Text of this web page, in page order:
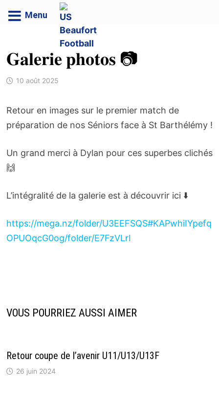
contenu
𝐆𝐚𝐥𝐞𝐫𝐢𝐞 𝐩𝐡𝐨𝐭𝐨𝐬 📷
10 août 2025
Retour en images sur le premier match de
préparation de nos Séniors face à St Barthélémy !
Un grand merci à Dylan pour ces superbes clichés
🙌
L’intégralité de la galerie est à découvrir ici ⬇️
https://mega.nz/folder/U3EEFSQS#KAPwhiIYpefq
OPUOqcG0og/folder/E7FzVLrI
VOUS POURRIEZ AUSSI AIMER
Retour coupe de l’avenir U11/U13/U13F
26 juin 2024
Menu